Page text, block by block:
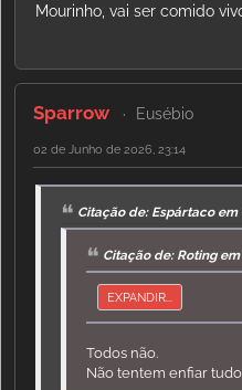
Mourinho, vai ser comido
Sparrow Eusébio
02 de Junho de 2026, 23:14
Citação de: Espártaco
Citação de: Roting
EXPANDIR...
Todos não.
Não tentem enfiar